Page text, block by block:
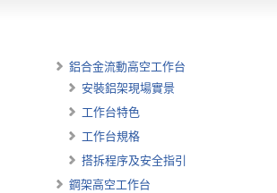
鋁合金流動高空工作台
安裝鋁架現場實景
工作台特色
工作台規格
搭拆程序及安全指引
鋼架高空工作台